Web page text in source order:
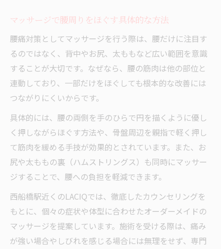
マッサージで腰周りをほぐす具体的な方法
腰痛対策としてマッサージを行う際は、腰だけに注目す
るのではなく、背中やお尻、太ももなど広い範囲を意識
することが大切です。なぜなら、腰の筋肉は他の部位と
連動しており、一部だけをほぐしても根本的な改善には
つながりにくいからです。
具体的には、腰の両側を手のひらで円を描くように優し
く押しながらほぐす方法や、骨盤周辺を親指で軽く押し
て筋肉を緩める手技が効果的とされています。また、お
尻や太ももの裏（ハムストリングス）も同時にマッサー
ジすることで、腰への負担を軽減できます。
西船橋駅近くのLACIQでは、徹底したカウンセリングを
もとに、個々の症状や体型に合わせたオーダーメイドの
マッサージを提案しています。施術を受ける際は、痛み
が強い場合やしびれを感じる場合には無理をせず、専門